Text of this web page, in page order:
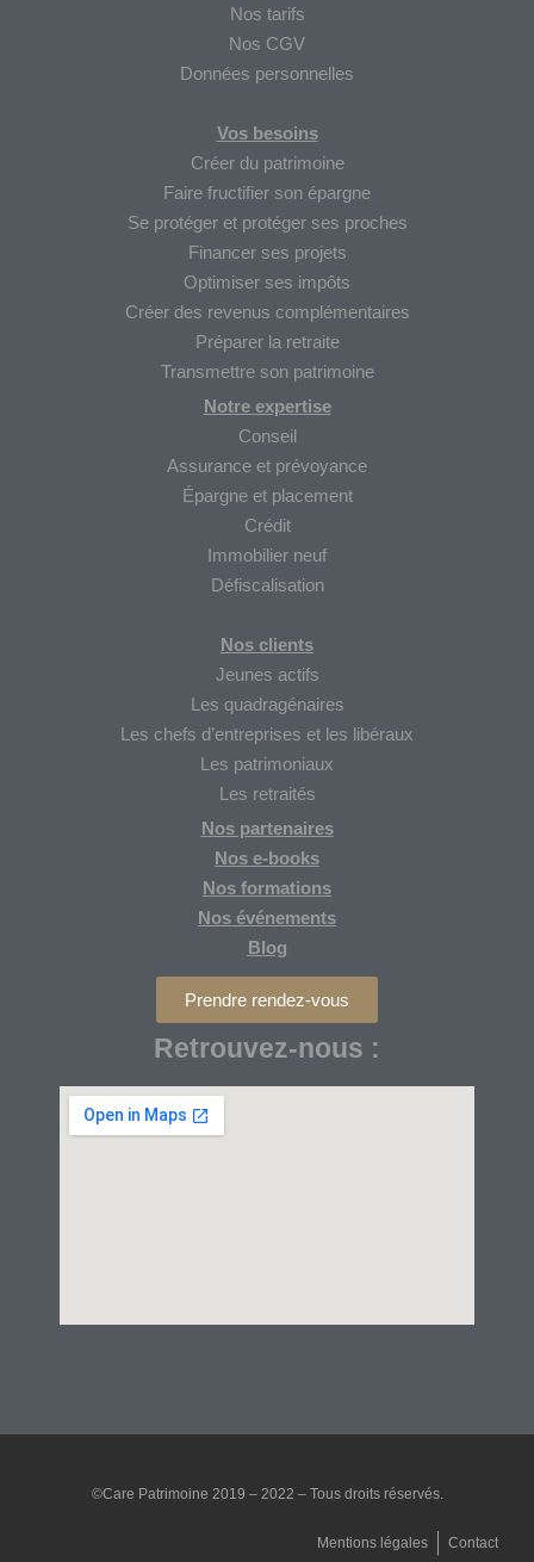
Nos tarifs
Nos CGV
Données personnelles
Vos besoins
Créer du patrimoine
Faire fructifier son épargne
Se protéger et protéger ses proches
Financer ses projets
Optimiser ses impôts
Créer des revenus complémentaires
Préparer la retraite
Transmettre son patrimoine
Notre expertise
Conseil
Assurance et prévoyance
Épargne et placement
Crédit
Immobilier neuf
Défiscalisation
Nos clients
Jeunes actifs
Les quadragénaires
Les chefs d’entreprises et les libéraux
Les patrimoniaux
Les retraités
Nos partenaires
Nos e-books
Nos formations
Nos événements
Blog
Prendre rendez-vous
Retrouvez-nous :
©Care Patrimoine 2019 – 2022 – Tous droits réservés.
Mentions légales Contact